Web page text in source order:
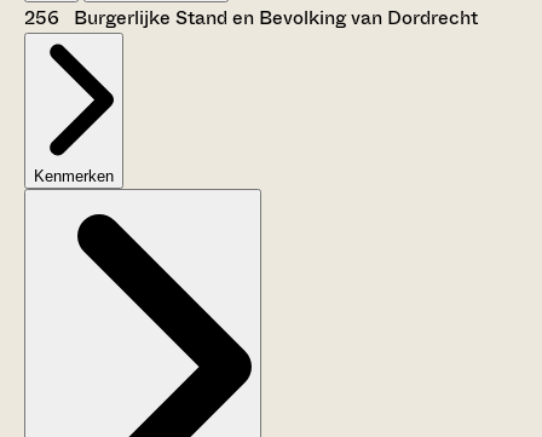
256 Burgerlijke Stand en Bevolking van Dordrecht
Kenmerken